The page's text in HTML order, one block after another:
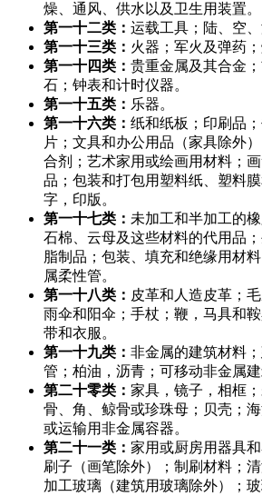
燥、通风、供水以及卫生用装置。
第一十二类： 运载工具；陆、空、
第一十三类： 火器；军火及弹药；
第一十四类： 贵重金属及其合金
石；钟表和计时仪器。
第一十五类： 乐器。
第一十六类： 纸和纸板；印刷品
片；文具和办公用品（家具除外
合剂；艺术家用或绘画用材料；
品；包装和打包用塑料纸、塑料
字，印版。
第一十七类： 未加工和半加工的
石棉、云母及这些材料的代用品
脂制品；包装、填充和绝缘用材
属柔性管。
第一十八类： 皮革和人造皮革；
雨伞和阳伞；手杖；鞭，马具和
带和衣服。
第一十九类： 非金属的建筑材料
管；柏油，沥青；可移动非金属建
第二十零类： 家具，镜子，相框
骨、角、鲸骨或珍珠母；贝壳；
或运输用非金属容器。
第二十一类： 家用或厨房用器具
刷子（画笔除外）；制刷材料；
加工玻璃（建筑用玻璃除外）；